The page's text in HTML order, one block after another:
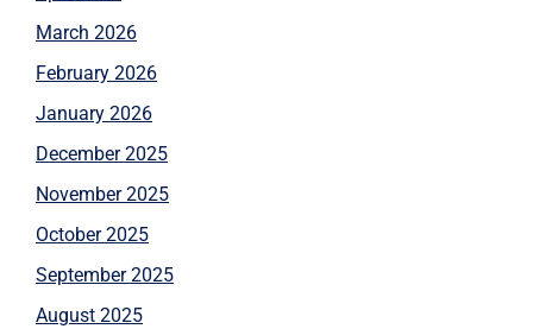
March 2026
February 2026
January 2026
December 2025
November 2025
October 2025
September 2025
August 2025